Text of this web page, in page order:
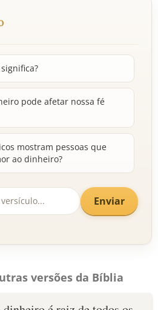
pode afetar nossa fé
mostram pessoas que
ao dinheiro?
Enviar
versões da Bíblia